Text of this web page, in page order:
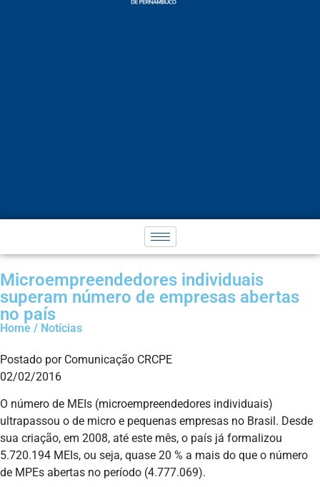
Microempreendedores individuais
superam número de empresas abertas
no país
Home / Notícias
Postado por Comunicação CRCPE
02/02/2016
O número de MEIs (microempreendedores individuais)
ultrapassou o de micro e pequenas empresas no Brasil. Desde
sua criação, em 2008, até este mês, o país já formalizou
5.720.194 MEIs, ou seja, quase 20 % a mais do que o número
de MPEs abertas no período (4.777.069).